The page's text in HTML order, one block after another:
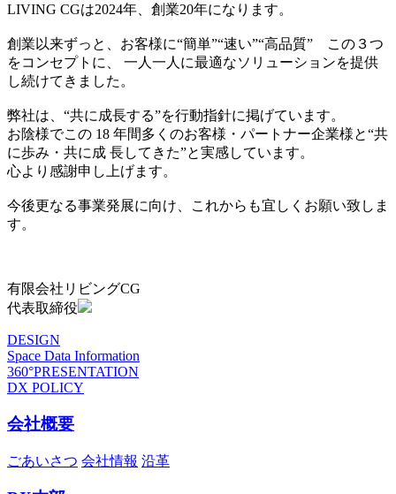
LIVING CGは2024年、創業20年になります。
創業以来ずっと、お客様に“簡単”“速い”“高品質” この３つ
をコンセプトに、 一人一人に最適なソリューションを提供
し続けてきました。
弊社は、“共に成長する”を行動指針に掲げています。
お陰様でこの 18 年間多くのお客様・パートナー企業様と“共
に歩み・共に成 長してきた”と実感しています。
心より感謝申し上げます。
今後更なる事業発展に向け、これからも宜しくお願い致しま
す。
有限会社リビングCG
代表取締役
DESIGN
Space Data Information
360°PRESENTATION
DX POLICY
会社概要
ごあいさつ 会社情報 沿革